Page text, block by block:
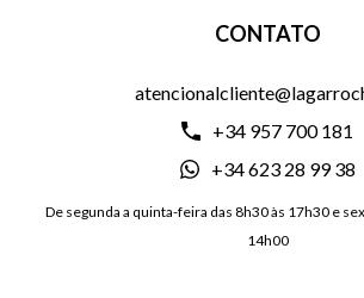
CONTATO
+34 957 700 181
+34 623 28 99 38
De segunda a quinta-feira das 8h30 às 17h30 e
14h00